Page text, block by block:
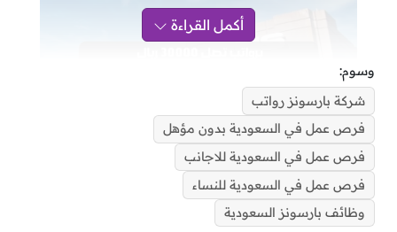
بارسونز تعلن 410 فرص عمل في السعودية للاجانب
والمواطنين
أكمل القراءة
وسوم:
شركة بارسونز رواتب
فرص عمل في السعودية بدون مؤهل
فرص عمل في السعودية للاجانب
فرص عمل في السعودية للنساء
وظائف بارسونز السعودية